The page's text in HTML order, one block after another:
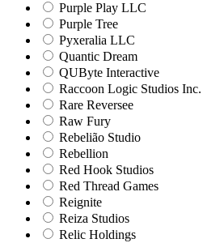
Purple Play LLC
Purple Tree
Pyxeralia LLC
Quantic Dream
QUByte Interactive
Raccoon Logic Studios Inc.
Rare Reversee
Raw Fury
Rebelião Studio
Rebellion
Red Hook Studios
Red Thread Games
Reignite
Reiza Studios
Relic Holdings